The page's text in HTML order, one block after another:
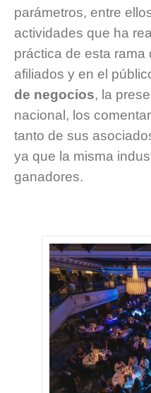
parámetros, entre
actividades que ha
práctica de esta rama
afiliados y en el
de negocios, la
nacional, los
tanto de sus
ya que la misma
ganadores.